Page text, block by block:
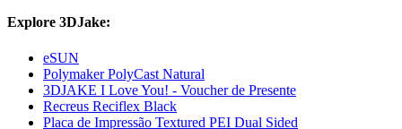
Explore 3DJake:
eSUN
Polymaker PolyCast Natural
3DJAKE I Love You! - Voucher de Presente
Recreus Reciflex Black
Placa de Impressão Textured PEI Dual Sided